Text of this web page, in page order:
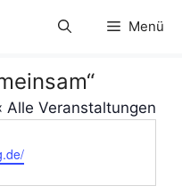
Menü
Alle Veranstaltungen